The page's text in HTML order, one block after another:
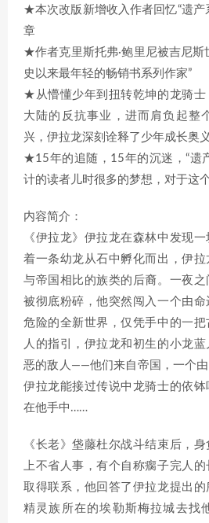
★本次改版新增收入作者回忆“遗产
章
★作者克里斯托弗·鲍里尼被吉尼斯
史以来最年轻的畅销书系列作家”
★从懵懂少年到扭转乾坤的龙骑士
大陆的反抗事业，进而肩负起整
兴，伊拉龙深刻诠释了少年成长奥义
★15年的追随，15年的沉迷，“遗
计的读者儿时很多的梦想，对于这
内容简介：
《伊拉龙》伊拉龙在森林中发现
着一条幼龙从石中孵化而出，伊
与帝国相比的族类的后裔。一夜
被彻底粉碎，他突然闯入一个由
危险的全新世界，仅凭手中的一
人的指引，伊拉龙和初生的小龙
恶的敌人——他们来自帝国，一个由
伊拉龙能接过传说中龙骑士的依
在他手中……
《长老》垡藤杜尔战斗结束后，
上不省人事，有个自称瘸子完人
取得联系，他回答了伊拉龙提出的
精灵族所在的埃勒斯梅拉城去找